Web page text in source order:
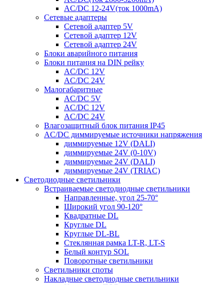
AC/DC 12-24V(ток 1000mA)
Сетевые адаптеры
Сетевой адаптер 5V
Сетевой адаптер 12V
Сетевой адаптер 24V
Блоки аварийного питания
Блоки питания на DIN рейку
AC/DC 12V
AC/DC 24V
Малогабаритные
AC/DC 5V
AC/DC 12V
AC/DC 24V
Влагозащитный блок питания IP45
AC/DC диммируемые источники напряжения
диммируемые 12V (DALI)
диммируемые 24V (0-10V)
диммируемые 24V (DALI)
диммируемые 24V (TRIAC)
Светодиодные светильники
Встраиваемые светодиодные светильники
Направленные, угол 25-70°
Широкий угол 90-120°
Квадратные DL
Круглые DL
Круглые DL-BL
Стеклянная рамка LT-R, LT-S
Белый контур SOL
Поворотные светильники
Светильники споты
Накладные светодиодные светильники